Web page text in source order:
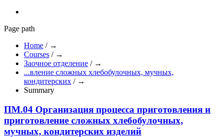
Page path
Home / →
Courses / →
Заочное отделение / →
...вление сложных хлебобулочных, мучных,
кондитерских / →
Summary
ПМ.04 Организация процесса приготовления и
приготовление сложных хлебобулочных,
мучных, кондитерских изделий